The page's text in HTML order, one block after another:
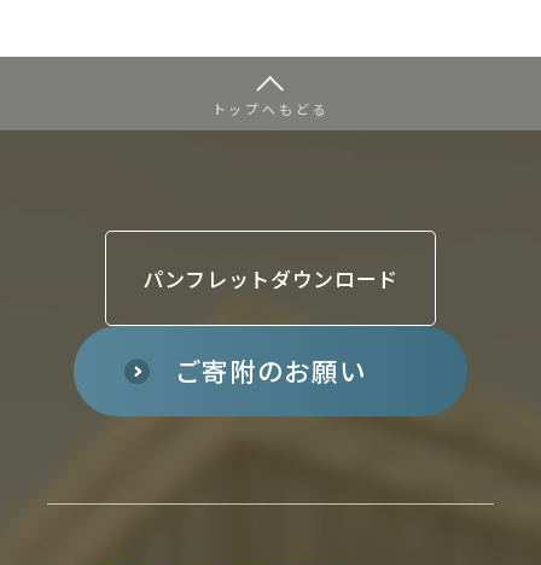
トップへもどる
パンフレットダウンロード
ご寄附のお願い